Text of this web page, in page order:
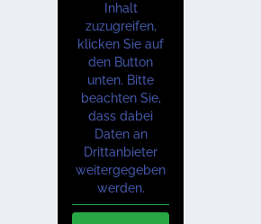
Inhalt
zuzugreifen,
klicken Sie auf
den Button
unten. Bitte
beachten Sie,
dass dabei
Daten an
Drittanbieter
weitergegeben
werden.